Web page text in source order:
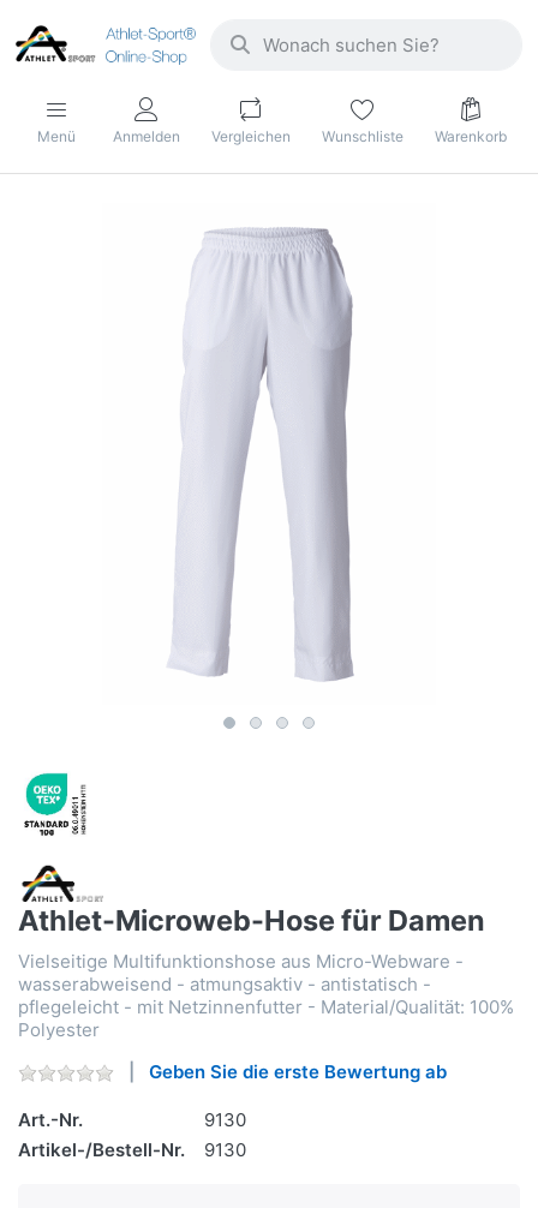
Menü Anmelden Vergleichen Wunschliste Warenkorb
Athlet-Microweb-Hose für Damen
Vielseitige Multifunktionshose aus Micro-Webware -
wasserabweisend - atmungsaktiv - antistatisch -
pflegeleicht - mit Netzinnenfutter - Material/Qualität: 100%
Polyester
Geben Sie die erste Bewertung ab
Art.-Nr.
9130
Artikel-/Bestell-Nr.
9130